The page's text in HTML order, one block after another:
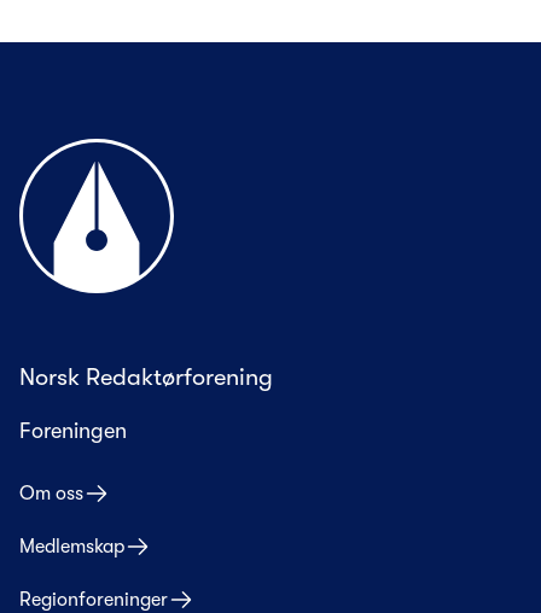
Til forsiden
Norsk Redaktørforening
Foreningen
Om oss
Medlemskap
Regionforeninger